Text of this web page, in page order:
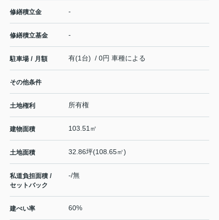
修繕積立金 -
修繕積立基金 -
駐車場 / 月額 有(1台) / 0円 車種による
その他条件
土地権利 所有権
建物面積 103.51㎡
土地面積 32.86坪(108.65㎡)
私道負担面積 /
セットバック
-/無
建ぺい率 60%